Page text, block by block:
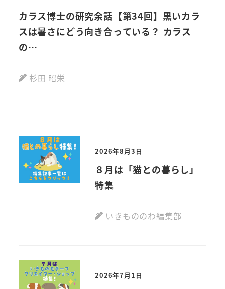
カラス博士の研究余話【第34回】黒いカラ
スは暑さにどう向き合っている？ カラス
の…
杉田 昭栄
2026年8月3日
８月は「猫との暮らし」
特集
いきもののわ編集部
2026年7月1日